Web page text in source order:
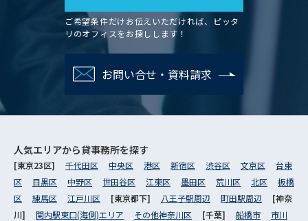
ご希望条件だけお伝えいただければ、ピッタ
リのオフィスをお探しします！
お問い合せ・資料請求
人気エリアから貸事務所を探す
[東京23区] 千代田区 中央区 港区 新宿区 渋谷区 文京区
台東
区
目黒区 中野区 世田谷区 江東区 墨田区 荒川区 北区
板橋
区
練馬区 江戸川区 [東京都下] 八王子駅周辺 町田駅周辺
[神奈
川] 関内駅東口(海側)エリア その他神奈川区 [千葉] 船橋市
市川